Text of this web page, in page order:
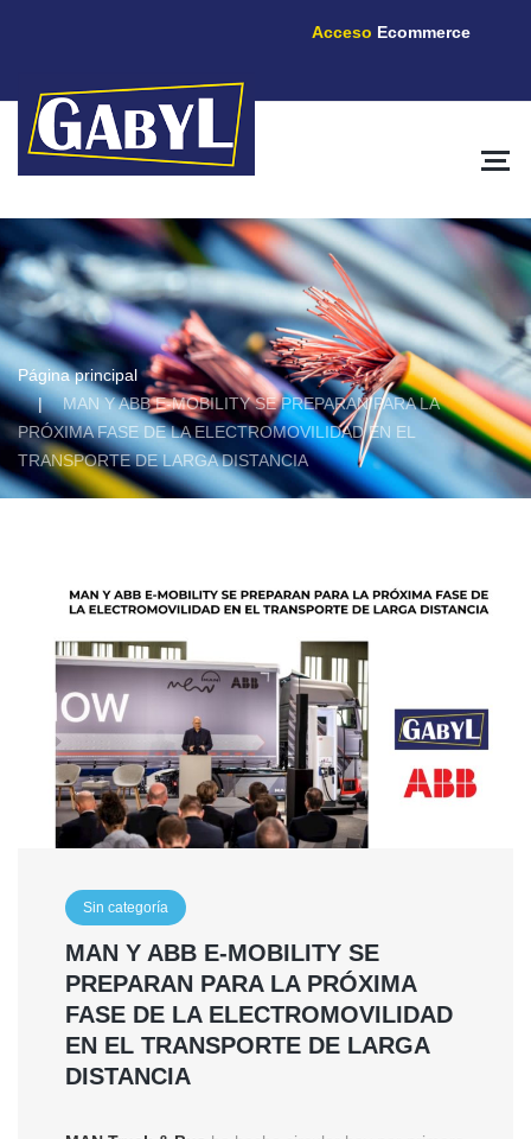
Página principal
MAN Y ABB E-MOBILITY SE PREPARAN PARA LA
PRÓXIMA FASE DE LA ELECTROMOVILIDAD EN EL
TRANSPORTE DE LARGA DISTANCIA
Sin categoría
MAN Y ABB E-MOBILITY SE
PREPARAN PARA LA PRÓXIMA
FASE DE LA ELECTROMOVILIDAD
EN EL TRANSPORTE DE LARGA
DISTANCIA
Acceso Ecommerce